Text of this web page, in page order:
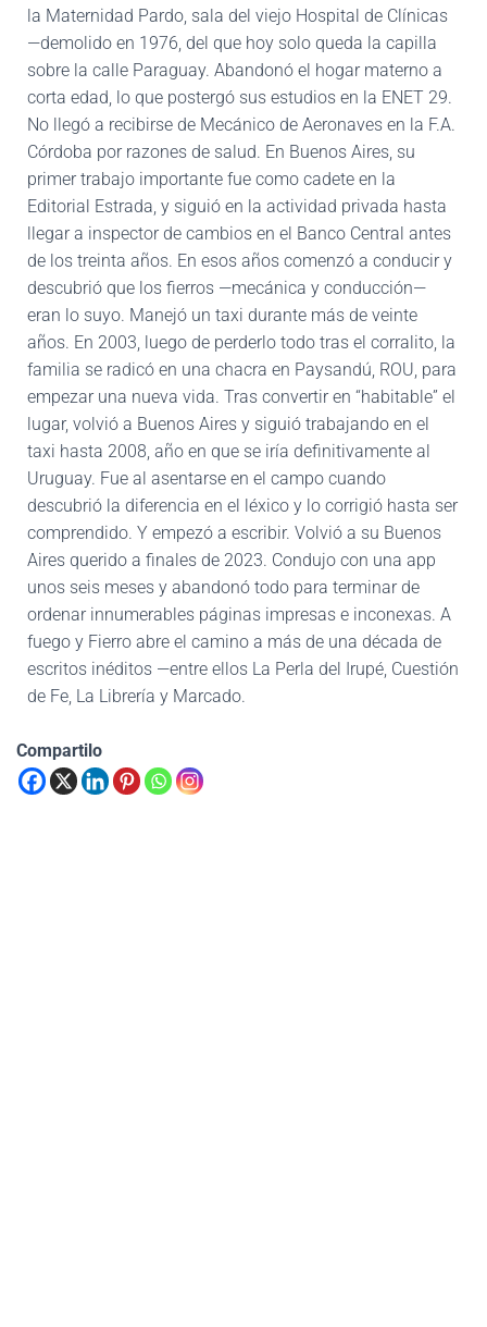
la Maternidad Pardo, sala del viejo Hospital de Clínicas
—demolido en 1976, del que hoy solo queda la capilla
sobre la calle Paraguay. Abandonó el hogar materno a
corta edad, lo que postergó sus estudios en la ENET 29.
No llegó a recibirse de Mecánico de Aeronaves en la F.A.
Córdoba por razones de salud. En Buenos Aires, su
primer trabajo importante fue como cadete en la
Editorial Estrada, y siguió en la actividad privada hasta
llegar a inspector de cambios en el Banco Central antes
de los treinta años. En esos años comenzó a conducir y
descubrió que los fierros —mecánica y conducción—
eran lo suyo. Manejó un taxi durante más de veinte
años. En 2003, luego de perderlo todo tras el corralito, la
familia se radicó en una chacra en Paysandú, ROU, para
empezar una nueva vida. Tras convertir en “habitable” el
lugar, volvió a Buenos Aires y siguió trabajando en el
taxi hasta 2008, año en que se iría definitivamente al
Uruguay. Fue al asentarse en el campo cuando
descubrió la diferencia en el léxico y lo corrigió hasta ser
comprendido. Y empezó a escribir. Volvió a su Buenos
Aires querido a finales de 2023. Condujo con una app
unos seis meses y abandonó todo para terminar de
ordenar innumerables páginas impresas e inconexas. A
fuego y Fierro abre el camino a más de una década de
escritos inéditos —entre ellos La Perla del Irupé, Cuestión
de Fe, La Librería y Marcado.
Compartilo